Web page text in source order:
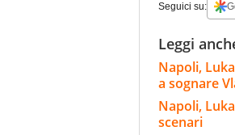
Seguici su:
Leggi
Napoli,
a sognare
Napoli,
scenari